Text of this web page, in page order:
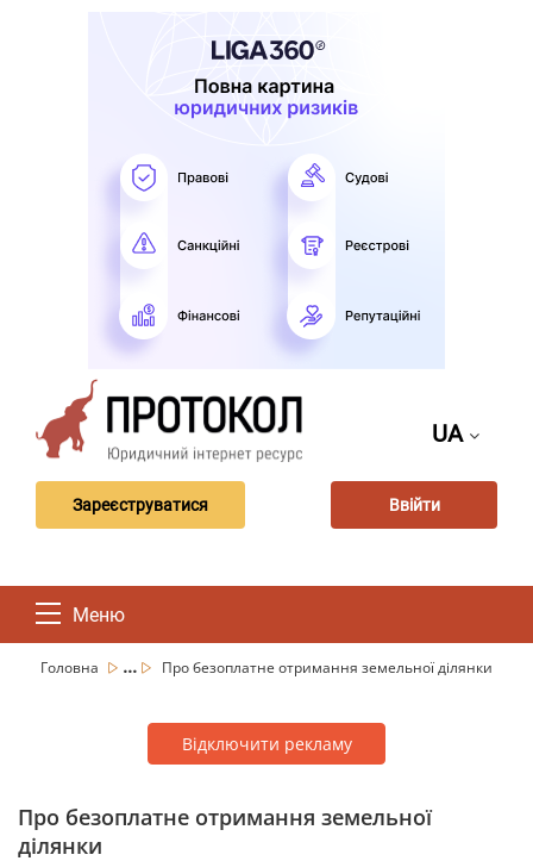
UA
Зареєструватися Ввійти
Меню
Головна ... Про безоплатне отримання земельної ділянки
Відключити рекламу
Про безоплатне отримання земельної
ділянки